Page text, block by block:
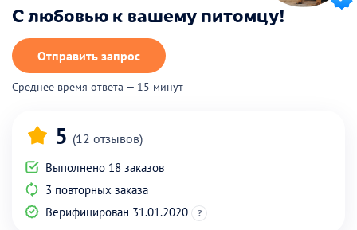
С любовью к вашему питомцу!
Отправить запрос
Среднее время ответа — 15 минут
5 (12 отзывов)
Выполнено 18 заказов
3 повторных заказа
Верифицирован 31.01.2020
?